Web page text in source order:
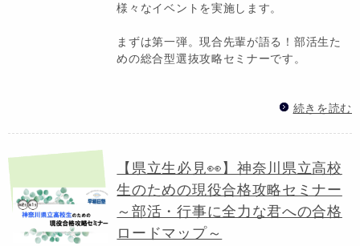
様々なイベントを実施します。
まずは第一弾。現合先輩が語る！部活生た
めの総合型選抜攻略セミナーです。
続きを読む
【県立生必見👀】神奈川県立高校
生のための現役合格攻略セミナー
～部活・行事に全力な君への合格
ロードマップ～